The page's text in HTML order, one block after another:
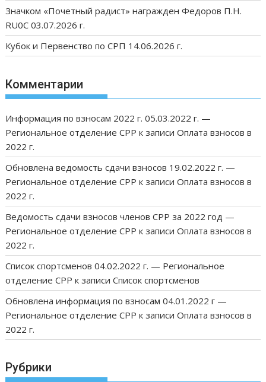
Значком «Почетный радист» награжден Федоров П.Н.
RU0C 03.07.2026 г.
Кубок и Первенство по СРП 14.06.2026 г.
Комментарии
Информация по взносам 2022 г. 05.03.2022 г. —
Региональное отделение СРР к записиОплата взносов в
2022 г.
Обновлена ведомость сдачи взносов 19.02.2022 г. —
Региональное отделение СРР к записиОплата взносов в
2022 г.
Ведомость сдачи взносов членов СРР за 2022 год —
Региональное отделение СРР к записиОплата взносов в
2022 г.
Список спортсменов 04.02.2022 г. — Региональное
отделение СРР к записиСписок спортсменов
Обновлена информация по взносам 04.01.2022 г —
Региональное отделение СРР к записиОплата взносов в
2022 г.
Рубрики